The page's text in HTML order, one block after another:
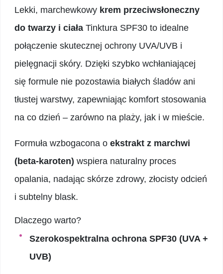
Lekki, marchewkowy krem przeciwsłoneczny
do twarzy i ciała Tinktura SPF30 to idealne
połączenie skutecznej ochrony UVA/UVB i
pielęgnacji skóry. Dzięki szybko wchłaniającej
się formule nie pozostawia białych śladów ani
tłustej warstwy, zapewniając komfort stosowania
na co dzień – zarówno na plaży, jak i w mieście.
Formuła wzbogacona o ekstrakt z marchwi
(beta-karoten) wspiera naturalny proces
opalania, nadając skórze zdrowy, złocisty odcień
i subtelny blask.
Dlaczego warto?
Szerokospektralna ochrona SPF30 (UVA +
UVB)